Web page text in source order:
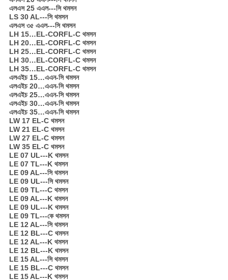
এলএস 25 এএল---সি থমসন
LS 30 AL---সি থমসন
এলএস ৩৫ এএল---সি থমসন
LH 15…EL-CORFL-C থমসন
LH 20…EL-CORFL-C থমসন
LH 25…EL-CORFL-C থমসন
LH 30…EL-CORFL-C থমসন
LH 35…EL-CORFL-C থমসন
এলএইচ 15…এএন-সি থমসন
এলএইচ 20…এএন-সি থমসন
এলএইচ 25…এএন-সি থমসন
এলএইচ 30…এএন-সি থমসন
এলএইচ 35…এএন-সি থমসন
LW 17 EL-C থমসন
LW 21 EL-C থমসন
LW 27 EL-C থমসন
LW 35 EL-C থমসন
LE 07 UL---K থমসন
LE 07 TL---K থমসন
LE 09 AL---সি থমসন
LE 09 UL---সি থমসন
LE 09 TL---C থমসন
LE 09 AL---K থমসন
LE 09 UL---K থমসন
LE 09 TL---কে থমসন
LE 12 AL---সি থমসন
LE 12 BL---C থমসন
LE 12 AL---K থমসন
LE 12 BL---K থমসন
LE 15 AL---সি থমসন
LE 15 BL---C থমসন
LE 15 AL---K থমসন